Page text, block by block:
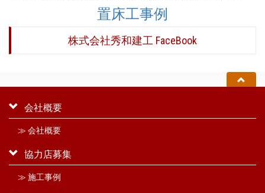
置床工事例
株式会社秀和建工 FaceBook
会社概要
≫ 会社概要
協力店募集
≫ 施工事例